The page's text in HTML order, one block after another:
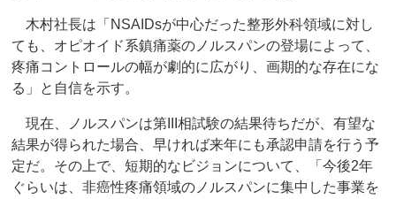
木村社長は「NSAIDsが中心だった整形外科領域に対し
ても、オピオイド系鎮痛薬のノルスパンの登場によって、
疼痛コントロールの幅が劇的に広がり、画期的な存在にな
る」と自信を示す。
現在、ノルスパンは第III相試験の結果待ちだが、有望な
結果が得られた場合、早ければ来年にも承認申請を行う予
定だ。その上で、短期的なビジョンについて、「今後2年
ぐらいは、非癌性疼痛領域のノルスパンに集中した事業を